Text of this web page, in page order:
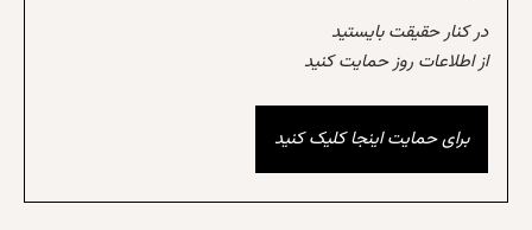
در کنار حقیقت بایستید
از اطلاعات روز حمایت کنید
برای حمایت اینجا کلیک کنید